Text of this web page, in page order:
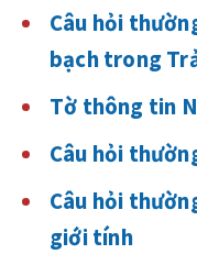
Câu hỏi
bạch trong
Tờ thông tin
Câu hỏi
Câu hỏi
giới tính